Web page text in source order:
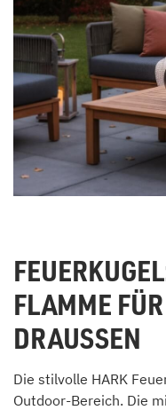
FLAMME
DRAUSSEN
Die stilvolle HARK
Outdoor-Bereich. Die